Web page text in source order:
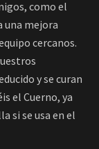
como el
una mejora
cercanos.
y se curan
el Cuerno, ya
si se usa en el